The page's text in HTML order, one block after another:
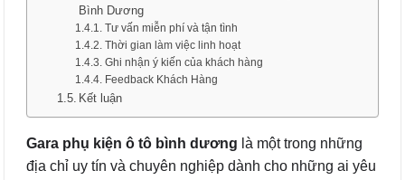
Bình Dương
Tư vấn miễn phí và tận tình
Thời gian làm việc linh hoạt
Ghi nhận ý kiến của khách hàng
Feedback Khách Hàng
Kết luận
Gara phụ kiện ô tô bình dương là một trong những
địa chỉ uy tín và chuyên nghiệp dành cho những ai yêu